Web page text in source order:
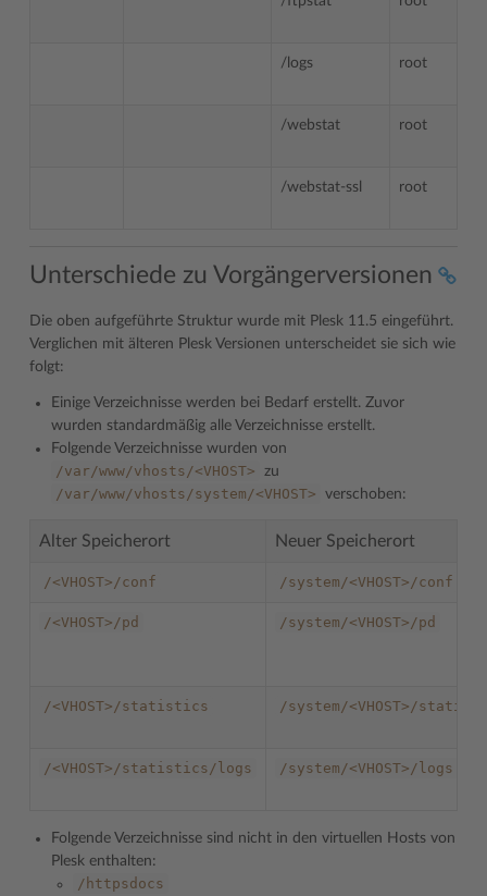
/logs root
/webstat root
/webstat-ssl root
Unterschiede zu Vorgängerversionen
Die oben aufgeführte Struktur wurde mit Plesk 11.5 eingeführt.
Verglichen mit älteren Plesk Versionen unterscheidet sie sich wie
folgt:
Einige Verzeichnisse werden bei Bedarf erstellt. Zuvor
wurden standardmäßig alle Verzeichnisse erstellt.
Folgende Verzeichnisse wurden von
/var/www/vhosts/<VHOST> zu
/var/www/vhosts/system/<VHOST> verschoben:
Alter Speicherort Neuer Speicherort
/<VHOST>/conf /system/<VHOST>/conf
/<VHOST>/pd /system/<VHOST>/pd
/<VHOST>/statistics /system/<VHOST>/
/<VHOST>/statistics/logs /system/<VHOST>/logs
Folgende Verzeichnisse sind nicht in den virtuellen Hosts von
Plesk enthalten:
/httpsdocs